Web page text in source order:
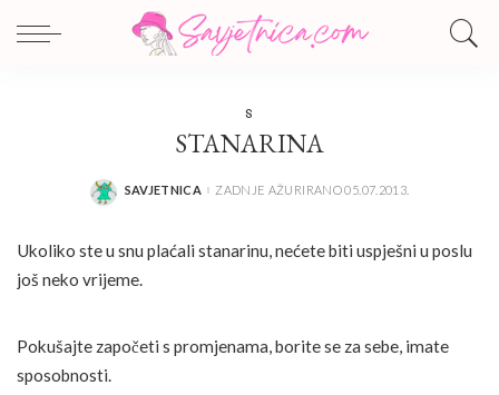
S
STANARINA
POSTED
SAVJETNICA ZADNJE AŽURIRANO 05.07.2013.
Ukoliko ste u snu plaćali stanarinu, nećete biti uspješni u poslu
još neko vrijeme.
Pokušajte započeti s promjenama, borite se za sebe, imate
sposobnosti.